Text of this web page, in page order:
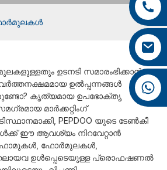
+86 13959222339
+86 0592 5599526
+86 18965423693
ഉടനടി സമാരംഭിക്കാൻ
ഉൽപ്പന്നങ്ങൾ
കൃത്യമായ ഉപഭോക്തൃ
മാർക്കറ്റിംഗ്
PEPDOO യുടെ ടേൺകീ
ഈ ആവശ്യം നിറവേറ്റാൻ
ഫോർമുലകൾ,
ഉൾപ്പെടെയുള്ള പ്രൊഫഷണൽ